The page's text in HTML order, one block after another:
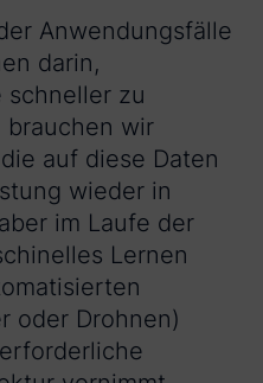
Anwendungsfälle
darin,
schneller zu
brauchen wir
auf diese Daten
wieder in
im Laufe der
Lernen
oder Drohnen)